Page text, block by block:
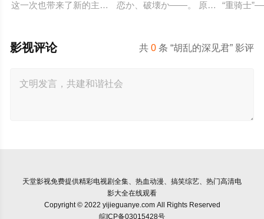
这一次也带来了新的主题与新的恐怖演出，充满了令人脊背发
恋か、破壊か――。 原因不明の病に
“重骑士
共0 条 “胡乱的深见君” 影评
影视评论
天堂影视免费提供精彩电视剧全集、热血动漫、搞笑综艺、热门高清电
影大全在线观看
Copyright © 2022 yijieguanye.com All Rights Reserved
皖ICP备03015428号